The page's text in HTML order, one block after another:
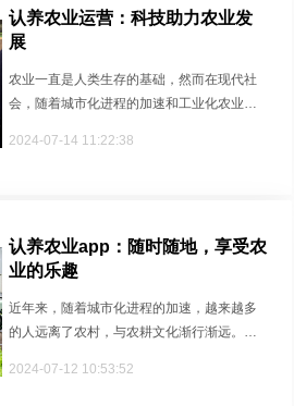
认养农业运营：科技助力农业发
展
农业一直是人类生存的基础，然而在现代社
会，随着城市化进程的加速和工业化农业模
2024-07-14 11:22:38
认养农业app：随时随地，享受农
业的乐趣
近年来，随着城市化进程的加速，越来越多
的人远离了农村，与农耕文化渐行渐远。但
2024-07-12 10:53:52